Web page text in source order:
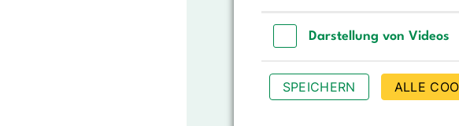
beispielsweise Eisen, Vitamin B
viel rotes Fleisch und
Dickdarmkrebs.
Darstellung von Videos
SPEICHERN
ALLE